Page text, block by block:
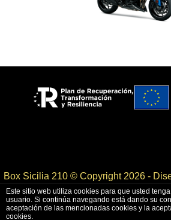
Box Sicilia 210 © Copyright 2026 -
legal|Política de privacidad|
Este sitio web utiliza cookies para que usted
usuario. Si continúa navegando está dando su
aceptación de las mencionadas cookies y la
cookies.